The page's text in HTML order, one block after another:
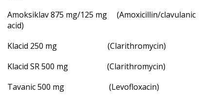
Amoksiklav 875 mg/125 mg (Amoxicillin/clavulanic
acid)
Klacid 250 mg (Clarithromycin)
Klacid SR 500 mg (Clarithromycin)
Tavanic 500 mg (Levofloxacin)